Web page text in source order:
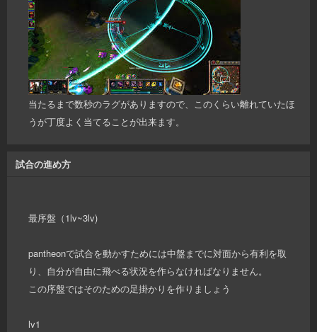
当たるまで数秒のラグがありますので、このくらい離れていたほ
うが丁度よく当てることが出来ます。
試合の進め方
最序盤（1lv~3lv)
pantheonで試合を動かすためには中盤までに対面から有利を取
り、自分が自由に飛べる状況を作らなければなりません。
この序盤ではそのための足掛かりを作りましょう
lv1